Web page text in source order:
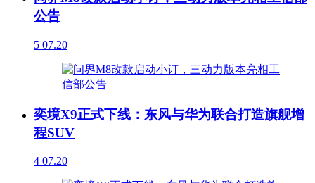
公告
5 07.20
奕境X9正式下线：东风与华为联合打造旗舰增
程SUV
4 07.20